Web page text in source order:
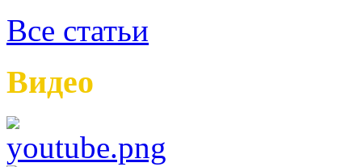
Все статьи
Видео